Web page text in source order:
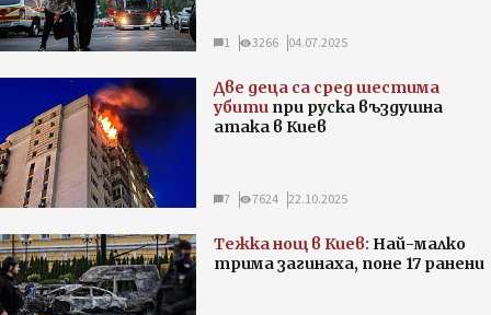
1 3266 04.07.2025
Две деца са сред шестима
убити при руска въздушна
атака в Киев
7 7624 22.10.2025
Тежка нощ в Киев: Най-малко
трима загинаха, поне 17 ранени